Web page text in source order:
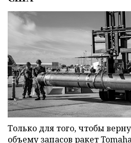
Только для того, чтобы
объему запасов ракет